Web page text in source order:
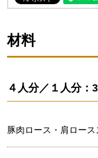
材料
４人分／１人分
豚肉ロース・肩ロース